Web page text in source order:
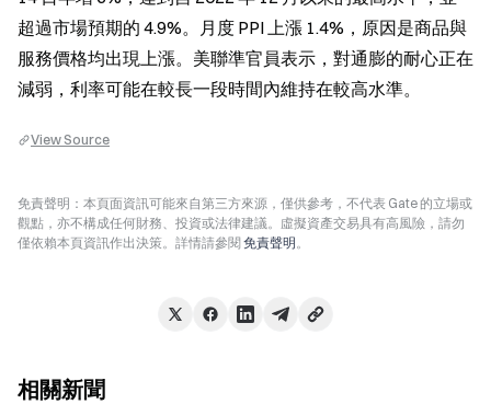
超過市場預期的 4.9%。月度 PPI 上漲 1.4%，原因是商品與
服務價格均出現上漲。美聯準官員表示，對通膨的耐心正在
減弱，利率可能在較長一段時間內維持在較高水準。
View Source
免責聲明：本頁面資訊可能來自第三方來源，僅供參考，不代表 Gate 的立場或
觀點，亦不構成任何財務、投資或法律建議。虛擬資產交易具有高風險，請勿
僅依賴本頁資訊作出決策。詳情請參閱 免責聲明。
相關新聞